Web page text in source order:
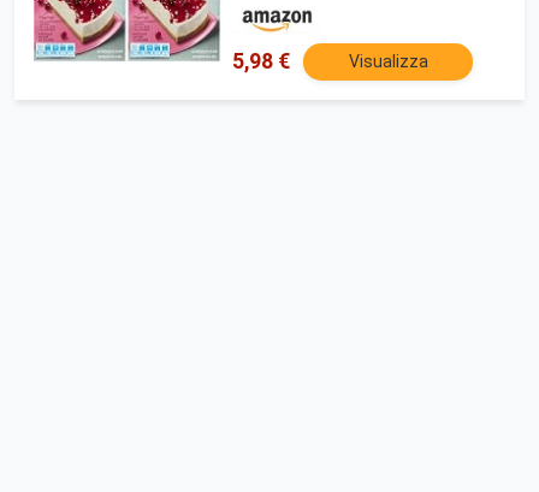
da Preparare, Preparato per Crema
Base Biscotto e Stampo Inclusi
nella Confezione, 9 Porzioni, 217 g
5,98 € Visualizza